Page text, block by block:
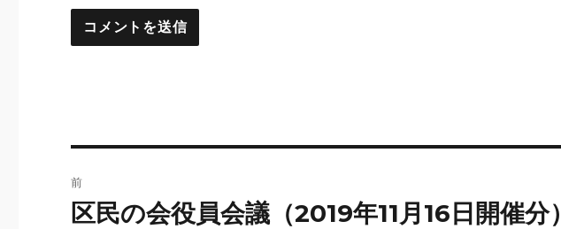
稿
前
前
区民の会役員会議（2019年11月16日開催分）